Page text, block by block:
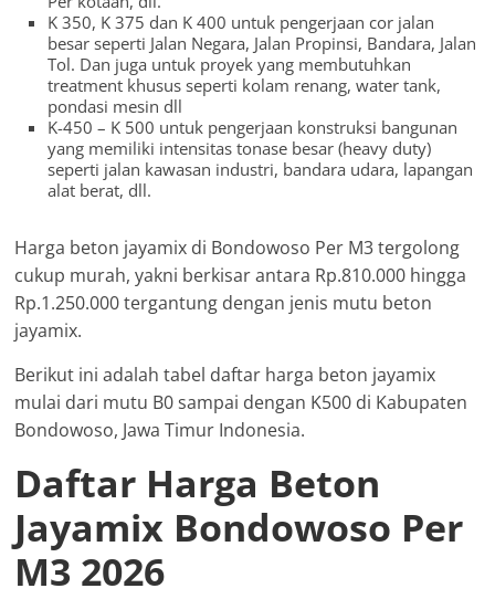
K 350, K 375 dan K 400 untuk pengerjaan cor jalan
besar seperti Jalan Negara, Jalan Propinsi, Bandara, Jalan
Tol. Dan juga untuk proyek yang membutuhkan
treatment khusus seperti kolam renang, water tank,
pondasi mesin dll
K-450 – K 500 untuk pengerjaan konstruksi bangunan
yang memiliki intensitas tonase besar (heavy duty)
seperti jalan kawasan industri, bandara udara, lapangan
alat berat, dll.
Harga beton jayamix di Bondowoso Per M3 tergolong
cukup murah, yakni berkisar antara Rp.810.000 hingga
Rp.1.250.000 tergantung dengan jenis mutu beton
jayamix.
Berikut ini adalah tabel daftar harga beton jayamix
mulai dari mutu B0 sampai dengan K500 di Kabupaten
Bondowoso, Jawa Timur Indonesia.
Daftar Harga Beton
Jayamix Bondowoso Per
M3 2026